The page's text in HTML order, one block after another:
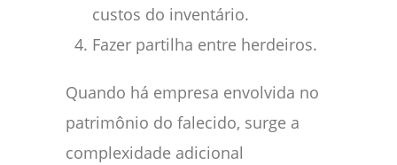
custos do inventário.
Fazer partilha entre herdeiros.
Quando há empresa envolvida no
patrimônio do falecido, surge a
complexidade adicional